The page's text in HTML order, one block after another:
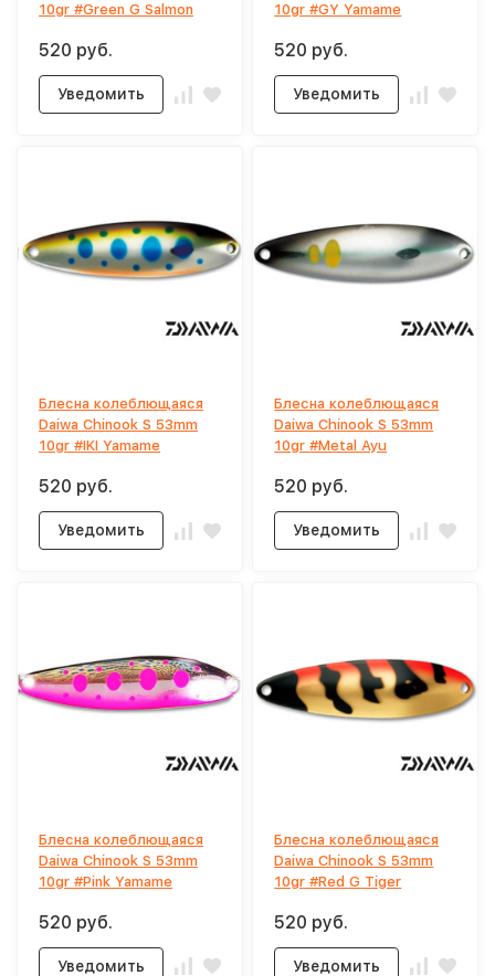
10gr #Green G Salmon
520 руб.
Уведомить
10gr #GY Yamame
520 руб.
Уведомить
Блесна колеблющаяся
Daiwa Chinook S 53mm
10gr #IKI Yamame
520 руб.
Уведомить
Блесна колеблющаяся
Daiwa Chinook S 53mm
10gr #Metal Ayu
520 руб.
Уведомить
Блесна колеблющаяся
Daiwa Chinook S 53mm
10gr #Pink Yamame
520 руб.
Уведомить
Блесна колеблющаяся
Daiwa Chinook S 53mm
10gr #Red G Tiger
520 руб.
Уведомить